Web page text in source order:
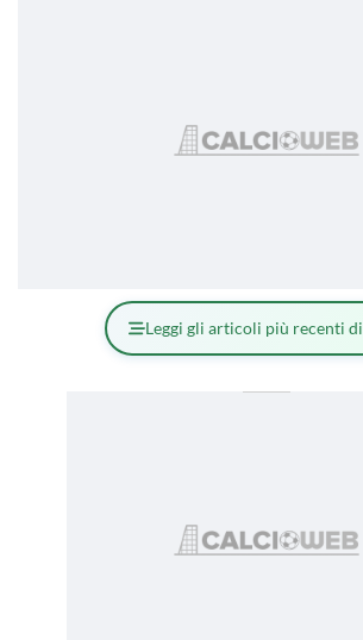
Leggi gli articoli più recenti di